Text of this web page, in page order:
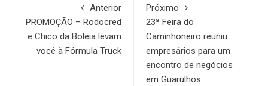
Anterior
PROMOÇÃO – Rodocred
e Chico da Boleia levam
você à Fórmula Truck
Próximo
23ª Feira do
Caminhoneiro reuniu
empresários para um
encontro de negócios
em Guarulhos